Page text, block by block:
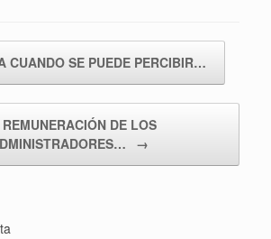
CUANDO SE PUEDE PERCIBIR…
DE LOS
→